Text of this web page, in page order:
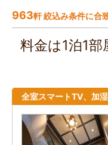
963軒 絞込み条件に合
料金は1泊1
全室スマートTV、加